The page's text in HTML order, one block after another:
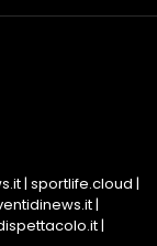
| sportlife.cloud |
|
|